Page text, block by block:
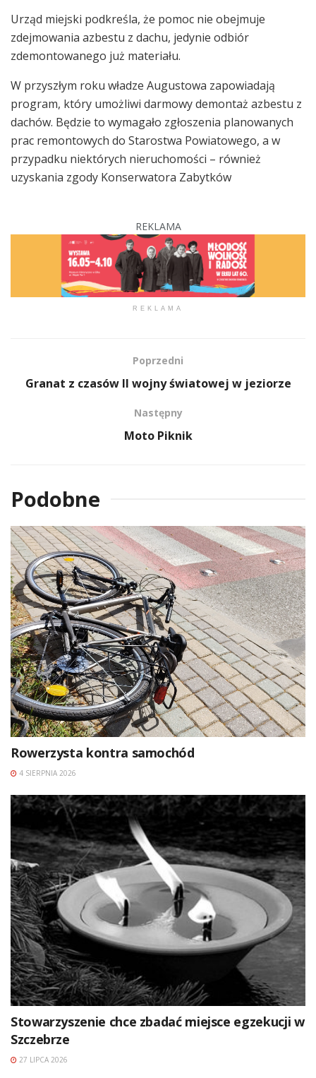
Urząd miejski podkreśla, że pomoc nie obejmuje
zdejmowania azbestu z dachu, jedynie odbiór
zdemontowanego już materiału.
W przyszłym roku władze Augustowa zapowiadają
program, który umożliwi darmowy demontaż azbestu z
dachów. Będzie to wymagało zgłoszenia planowanych
prac remontowych do Starostwa Powiatowego, a w
przypadku niektórych nieruchomości – również
uzyskania zgody Konserwatora Zabytków
REKLAMA
REKLAMA
Poprzedni
Granat z czasów II wojny światowej w jeziorze
Następny
Moto Piknik
Podobne
Rowerzysta kontra samochód
4 SIERPNIA 2026
Stowarzyszenie chce zbadać miejsce egzekucji w
Szczebrze
27 LIPCA 2026